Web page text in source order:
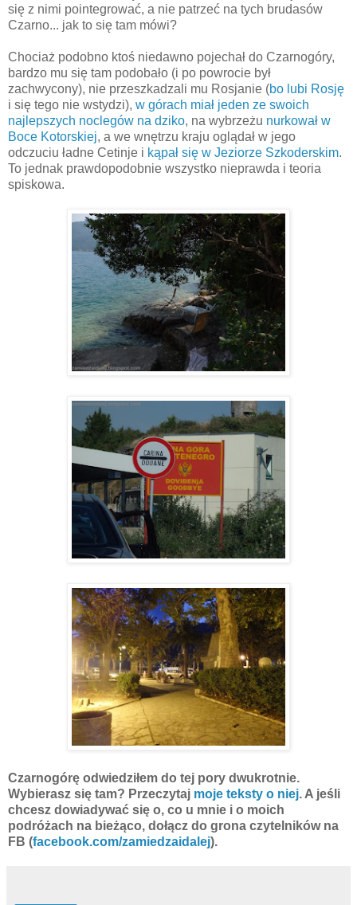
się z nimi pointegrować, a nie patrzeć na tych brudasów
Czarno... jak to się tam mówi?
Chociaż podobno ktoś niedawno pojechał do Czarnogóry,
bardzo mu się tam podobało (i po powrocie był
zachwycony), nie przeszkadzali mu Rosjanie (bo lubi Rosję
i się tego nie wstydzi), w górach miał jeden ze swoich
najlepszych noclegów na dziko, na wybrzeżu nurkował w
Boce Kotorskiej, a we wnętrzu kraju oglądał w jego
odczuciu ładne Cetinje i kąpał się w Jeziorze Szkoderskim.
To jednak prawdopodobnie wszystko nieprawda i teoria
spiskowa.
Czarnogórę odwiedziłem do tej pory dwukrotnie.
Wybierasz się tam? Przeczytaj moje teksty o niej. A jeśli
chcesz dowiadywać się o, co u mnie i o moich
podróżach na bieżąco, dołącz do grona czytelników na
FB (facebook.com/zamiedzaidalej).